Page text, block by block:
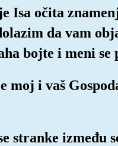
Isa očita
da vam
bojte i meni se
moj i vaš
stranke između